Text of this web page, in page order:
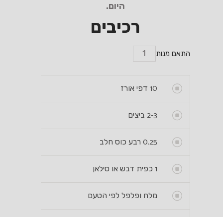
היום.
רכיבים
התאם מנות
10 דפי אורז
2-3 ביצים
0.25 רבע כוס חלב
1 כפית דבש או סילאן
מלח ופלפל לפי הטעם